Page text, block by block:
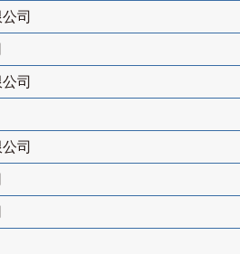
司
司
司